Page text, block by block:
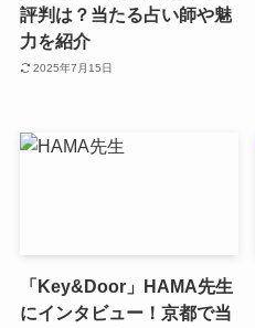
評判は？当たる占い師や魅
力を紹介
2025年7月15日
「Key&Door」HAMA先生
にインタビュー！京都で当